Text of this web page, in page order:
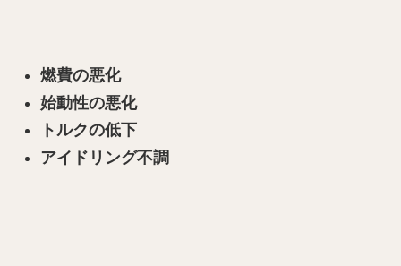
燃費の悪化
始動性の悪化
トルクの低下
アイドリング不調